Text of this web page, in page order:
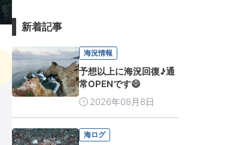
新着記事
海況情報
予想以上に海況回復♪通
常OPENです😄
2026年08月8日
海ログ